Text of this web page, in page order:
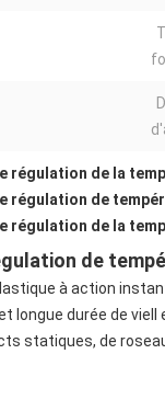
régulation de la
régulation de
régulation de la
de
à action
longue durée de
statiques, de